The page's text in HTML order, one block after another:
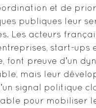
et de
publiques leur
Les acteurs
start-ups
font preuve dʼun
mais leur
signal politique
pour mobiliser